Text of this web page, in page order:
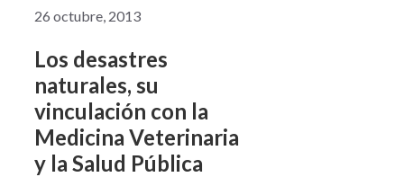
26 octubre, 2013
Los desastres
naturales, su
vinculación con la
Medicina Veterinaria
y la Salud Pública